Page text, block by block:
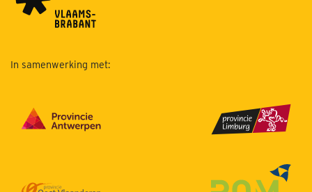
In samenwerking met: